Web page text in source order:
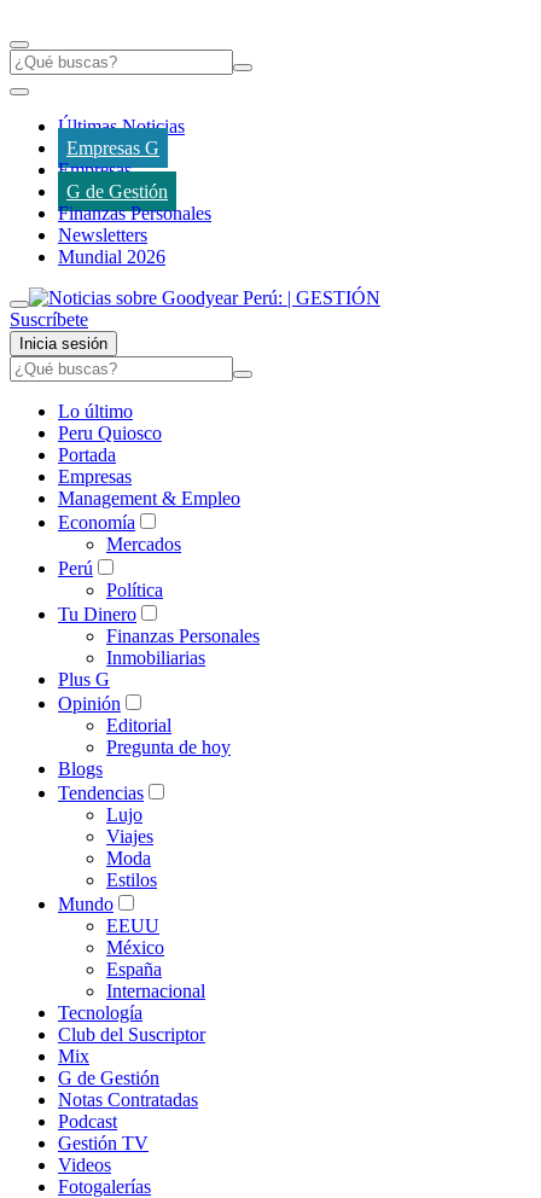
Últimas Noticias
Empresas G
Empresas
G de Gestión
Finanzas Personales
Newsletters
Mundial 2026
Suscríbete
Inicia sesión
Lo último
Peru Quiosco
Portada
Empresas
Management & Empleo
Economía
Mercados
Perú
Política
Tu Dinero
Finanzas Personales
Inmobiliarias
Plus G
Opinión
Editorial
Pregunta de hoy
Blogs
Tendencias
Lujo
Viajes
Moda
Estilos
Mundo
EEUU
México
España
Internacional
Tecnología
Club del Suscriptor
Mix
G de Gestión
Notas Contratadas
Podcast
Gestión TV
Videos
Fotogalerías